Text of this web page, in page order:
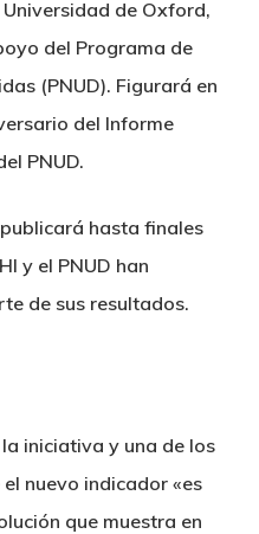
de Oxford,
del Programa de
(PNUD). Figurará en
del Informe
PNUD.
hasta finales
y el PNUD han
de sus resultados.
iniciativa y una de los
nuevo indicador «es
que muestra en